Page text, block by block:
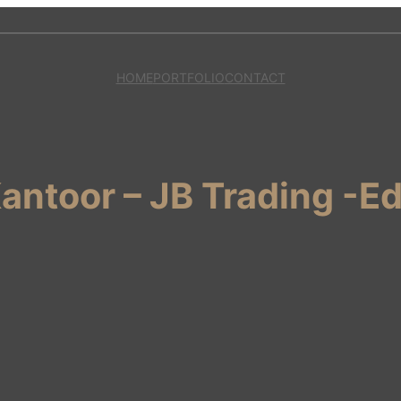
HOMEPORTFOLIOCONTACT
– JB Trading -